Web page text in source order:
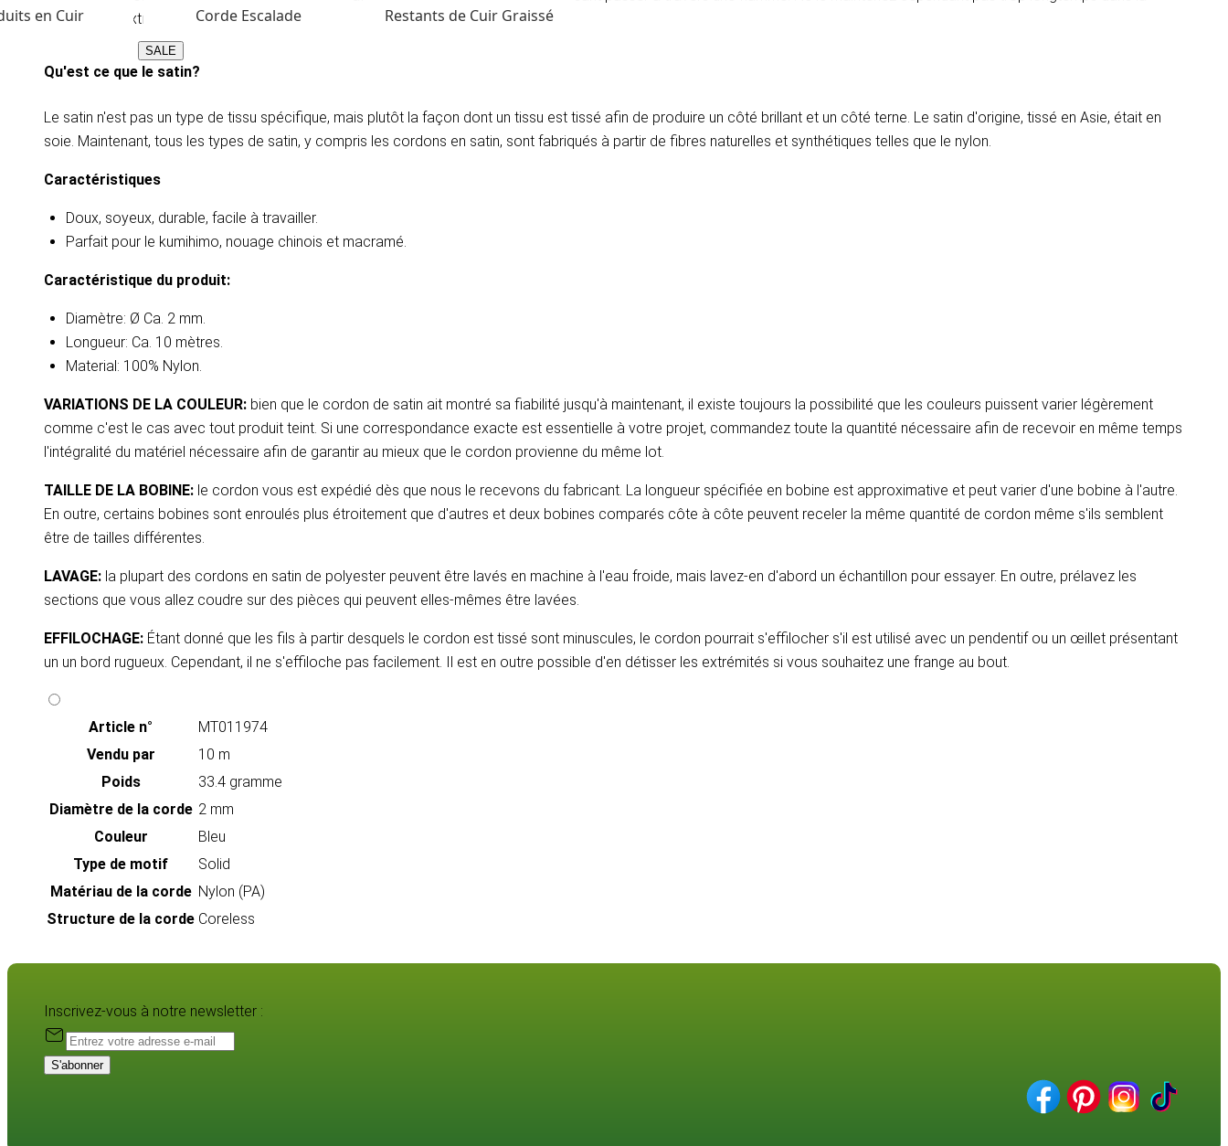
en Cuir Corde Escalade Restants de Cuir Graissé
SALE
flamme ou l'extrémité brûlée noircira.
Qu'est ce que le satin?
Le satin n'est pas un type de tissu spécifique, mais plutôt la façon dont un tissu est tissé afin de produire un côté brillant et un côté terne. Le satin d'origine, tissé en Asie, était en
soie. Maintenant, tous les types de satin, y compris les cordons en satin, sont fabriqués à partir de fibres naturelles et synthétiques telles que le nylon.
Caractéristiques
Doux, soyeux, durable, facile à travailler.
​​Parfait pour le kumihimo, nouage chinois et macramé.
Caractéristique du produit:
Diamètre: Ø Ca. 2 mm.
Longueur: Ca. 10 mètres.
Material: 100% Nylon.
VARIATIONS DE LA COULEUR: bien que le cordon de satin ait montré sa fiabilité jusqu'à maintenant, il existe toujours la possibilité que les couleurs puissent varier légèrement
comme c'est le cas avec tout produit teint. Si une correspondance exacte est essentielle à votre projet, commandez toute la quantité nécessaire afin de recevoir en même temps
l'intégralité du matériel nécessaire afin de garantir au mieux que le cordon provienne du même lot.
TAILLE DE LA BOBINE: le cordon vous est expédié dès que nous le recevons du fabricant. La longueur spécifiée en bobine est approximative et peut varier d'une bobine à l'autre.
En outre, certains bobines sont enroulés plus étroitement que d'autres et deux bobines comparés côte à côte peuvent receler la même quantité de cordon même s'ils semblent
être de tailles différentes.
LAVAGE: la plupart des cordons en satin de polyester peuvent être lavés en machine à l'eau froide, mais lavez-en d'abord un échantillon pour essayer. En outre, prélavez les
sections que vous allez coudre sur des pièces qui peuvent elles-mêmes être lavées.
EFFILOCHAGE: Étant donné que les fils à partir desquels le cordon est tissé sont minuscules, le cordon pourrait s'effilocher s'il est utilisé avec un pendentif ou un œillet présentant
un un bord rugueux. Cependant, il ne s'effiloche pas facilement. Il est en outre possible d'en détisser les extrémités si vous souhaitez une frange au bout.
Article n°
MT011974
Vendu par
10 m
Poids
33.4 gramme
Diamètre de la corde 2 mm
Couleur
Bleu
Type de motif
Solid
Matériau de la corde Nylon (PA)
Structure de la corde Coreless
Inscrivez-vous à notre newsletter :
S'abonner